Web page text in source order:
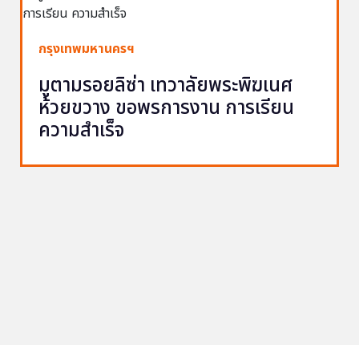
กรุงเทพมหานครฯ
มูตามรอยลิซ่า เทวาลัยพระพิฆเนศ
ห้วยขวาง ขอพรการงาน การเรียน
ความสำเร็จ